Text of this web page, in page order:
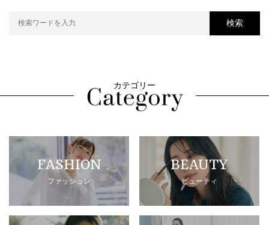
検索
カテゴリー
FASHION
ファッション
BEAUTY
ビューティ